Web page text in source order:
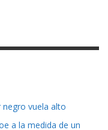
negro vuela alto
a la medida de un